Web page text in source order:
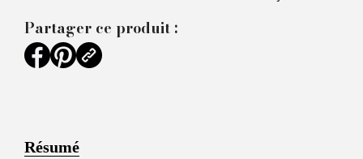
Partager ce produit :
Résumé